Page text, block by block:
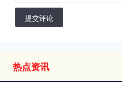
提交评论
热点资讯